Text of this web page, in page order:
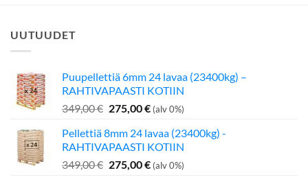
UUTUUDET
Puupellettiä 6mm 24 lavaa (23400kg) –
RAHTIVAPAASTI KOTIIN
349,00€ Alkuperäinen
oli:
349,00 €.
275,00€Nykyinen
on:
275,00 €.
(alv 0%)
Pellettiä 8mm 24 lavaa (23400kg) -
RAHTIVAPAASTI KOTIIN
349,00€ Alkuperäinen
275,00€Nykyinen
(alv 0%)